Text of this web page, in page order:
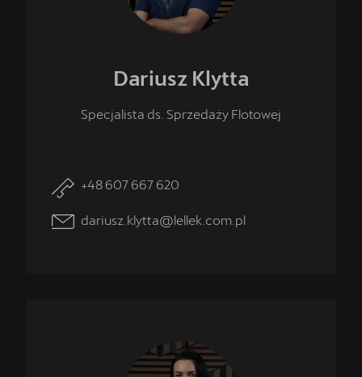
Dariusz Klytta
Specjalista ds. Sprzedaży Flotowej
+48 607 667 620
dariusz.klytta@lellek.com.pl